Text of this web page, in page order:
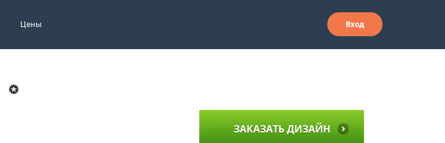
Цены Вход
ЗАКАЗАТЬ ДИЗАЙН